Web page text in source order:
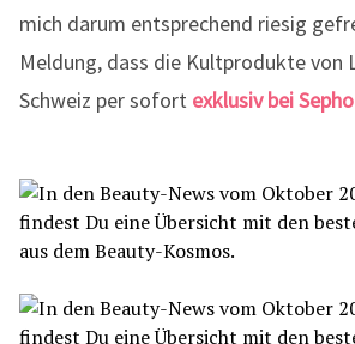
mich darum entsprechend riesig
Meldung, dass die Kultprodukte von
Schweiz per sofort exklusiv bei